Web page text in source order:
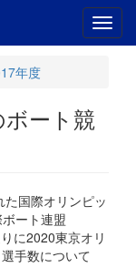
年度
ート競
国際オリンピッ
ート連盟
に2020東京オリ
手数について